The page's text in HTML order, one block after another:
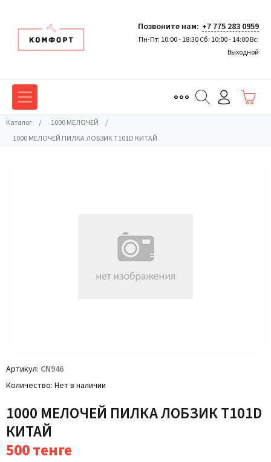
Позвоните нам: +7 775 283 0959
Пн-Пт: 10:00 - 18:30 Сб: 10:00 - 14:00 Вс:
Выходной
Каталог / 1000 МЕЛОЧЕЙ
/
1000 МЕЛОЧЕЙ ПИЛКА ЛОБЗИК T101D КИТАЙ
Артикул CN946
Количество Нет в наличии
1000 МЕЛОЧЕЙ ПИЛКА ЛОБЗИК T101D
КИТАЙ
500тенге